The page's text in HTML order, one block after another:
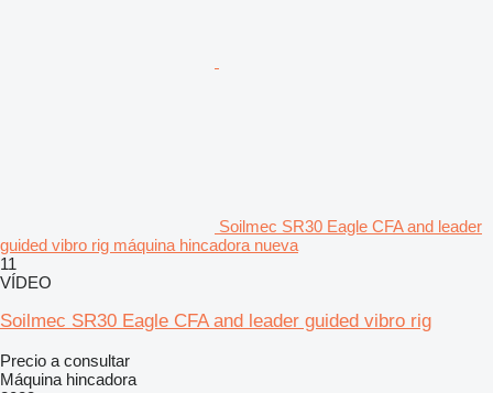
Soilmec SR30 Eagle CFA and leader
guided vibro rig máquina hincadora nueva
11
VÍDEO
Soilmec SR30 Eagle CFA and leader guided vibro rig
Precio a consultar
Máquina hincadora